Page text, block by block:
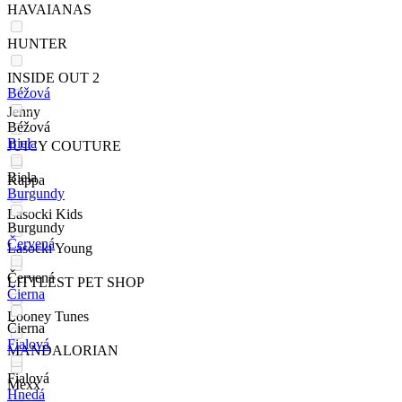
HAVAIANAS
HUNTER
INSIDE OUT 2
Jenny
JUICY COUTURE
Kappa
Lasocki Kids
Lasocki Young
LITTLEST PET SHOP
Looney Tunes
MANDALORIAN
Mexx
Béžová
Béžová
Biela
Biela
Burgundy
Burgundy
Červená
Červená
Čierna
Čierna
Fialová
Fialová
Hnedá